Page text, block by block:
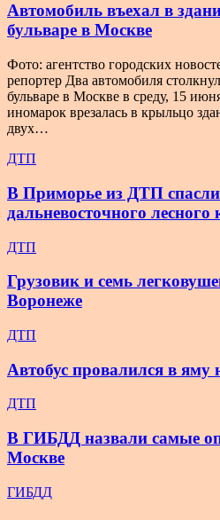
Автомобиль въехал в
бульваре в Москве
Фото: агентство городских
репортер Два автомобиля
бульваре в Москве в среду, 15
иномарок врезалась в крыльцо
двух…
ДТП
В Приморье из ДТП
дальневосточного лесного
ДТП
Грузовик и семь
Воронеже
ДТП
Автобус провалился в яму
ДТП
В ГИБДД назвали самые
Москве
ГИБДД